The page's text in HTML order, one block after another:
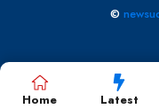
©
Home Latest